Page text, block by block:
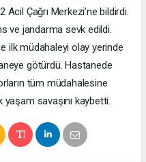
Çağrı Merkezi’ne bildirdi.
ve jandarma sevk edildi.
ilk müdahaleyi olay yerinde
götürdü. Hastanede
tüm müdahalesine
savaşını kaybetti.